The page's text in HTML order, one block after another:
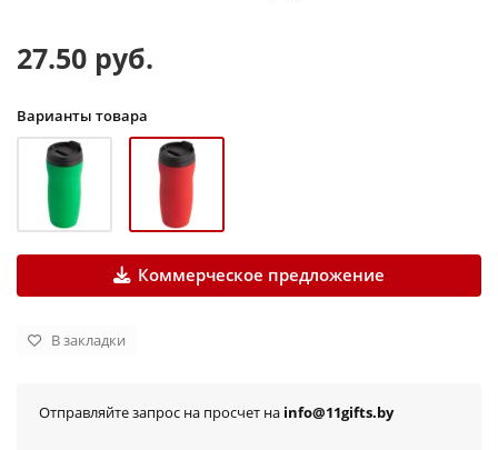
27.50 руб.
Варианты товара
Коммерческое предложение
В закладки
Отправляйте запрос на просчет на info@11gifts.by